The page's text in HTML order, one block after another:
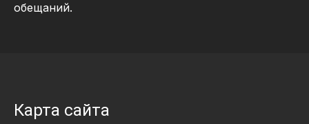
обещаний.
Карта сайта